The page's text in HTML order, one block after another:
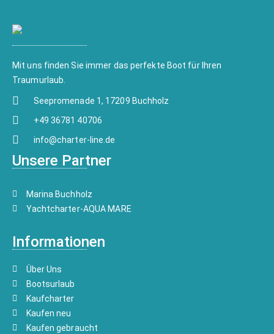
Mit uns finden Sie immer das perfekte Boot für Ihren
Traumurlaub.
Seepromenade 1, 17209 Buchholz
+49 36781 40706
info@charter-line.de
Unsere Partner
Marina Buchholz
Yachtcharter-AQUA MARE
Informationen
Über Uns
Bootsurlaub
Kaufcharter
Kaufen neu
Kaufen gebraucht